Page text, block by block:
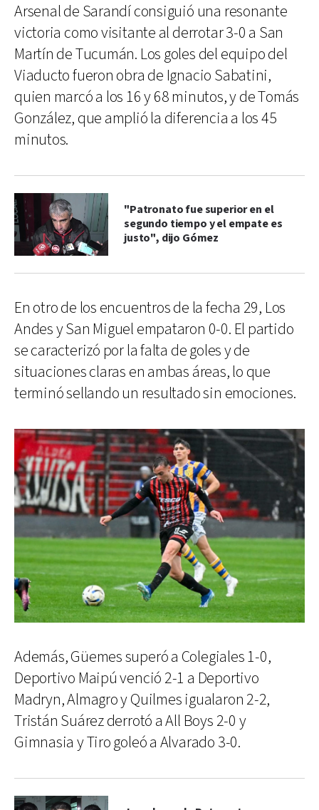
Arsenal de Sarandí consiguió una resonante
victoria como visitante al derrotar 3-0 a San
Martín de Tucumán. Los goles del equipo del
Viaducto fueron obra de Ignacio Sabatini,
quien marcó a los 16 y 68 minutos, y de Tomás
González, que amplió la diferencia a los 45
minutos.
"Patronato fue superior en el
segundo tiempo y el empate es
justo", dijo Gómez
En otro de los encuentros de la fecha 29, Los
Andes y San Miguel empataron 0-0. El partido
se caracterizó por la falta de goles y de
situaciones claras en ambas áreas, lo que
terminó sellando un resultado sin emociones.
Además, Güemes superó a Colegiales 1-0,
Deportivo Maipú venció 2-1 a Deportivo
Madryn, Almagro y Quilmes igualaron 2-2,
Tristán Suárez derrotó a All Boys 2-0 y
Gimnasia y Tiro goleó a Alvarado 3-0.